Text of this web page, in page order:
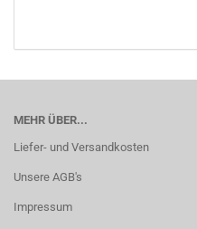
MEHR ÜBER...
Liefer- und Versandkosten
Unsere AGB's
Impressum